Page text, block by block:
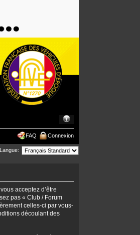
FAQ Connexion
Langue:
acceptez d’être
pas « Club / Forum
celles-ci par vous-
découlant des